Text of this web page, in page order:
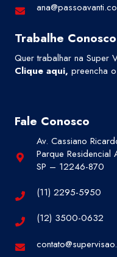
Trabalhe Conosco
Quer trabalhar na Super
Clique aqui, preencha
Fale Conosco
Av. Cassiano
Parque
SP – 12246-870
(11) 2295-5950
(12) 3500-0632